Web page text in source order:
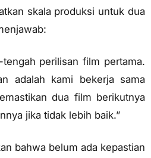
skala produksi untuk dua
perilisan film pertama.
adalah kami bekerja sama
dua film berikutnya
jika tidak lebih baik.”
bahwa belum ada kepastian